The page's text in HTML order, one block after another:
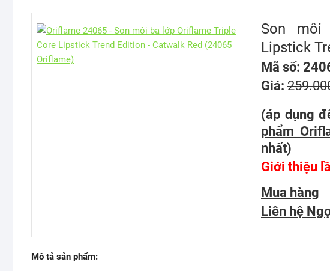
Son môi
Lipstick
Mã số:
Giá:
(áp dụng
phẩm
nhất)
Giới thiệu
Mua hàng
Liên hệ
Mô tả sản phẩm: